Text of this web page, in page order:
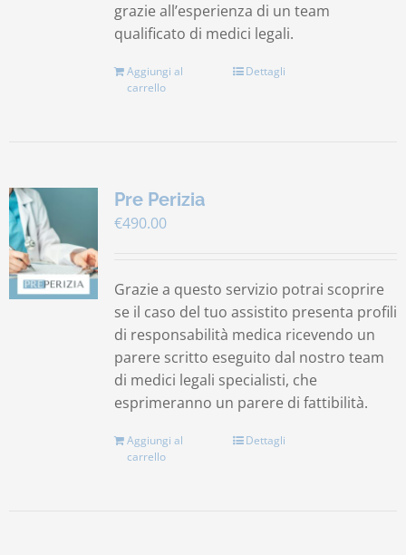
grazie all’esperienza di un team
qualificato di medici legali.
Aggiungi al
carrello
Dettagli
Pre Perizia
€490.00
Grazie a questo servizio potrai scoprire
se il caso del tuo assistito presenta profili
di responsabilità medica ricevendo un
parere scritto eseguito dal nostro team
di medici legali specialisti, che
esprimeranno un parere di fattibilità.
Aggiungi al
carrello
Dettagli